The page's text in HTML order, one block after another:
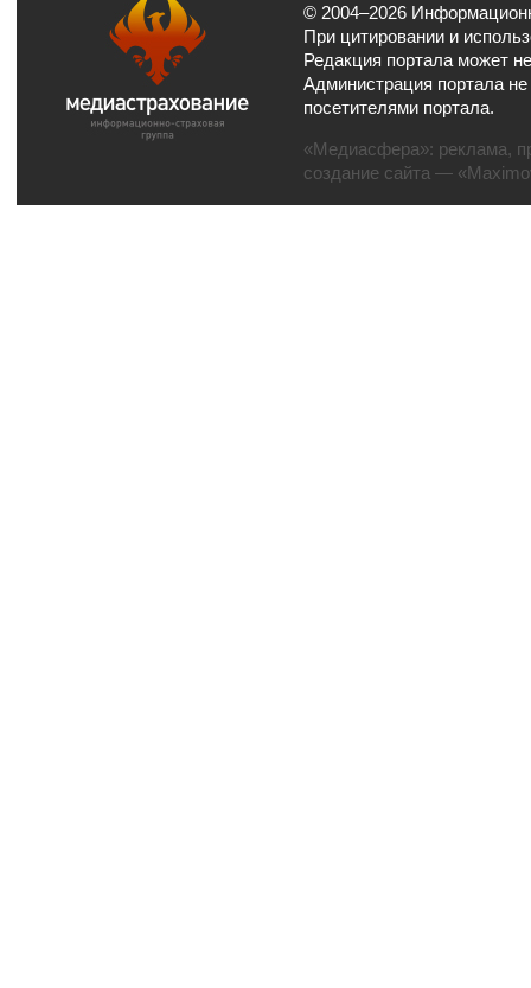
© 2004–2026
При цитировании и
Редакция портала может
Администрация портала
посетителями портала.
«Медиасфера»: реклама,
создание сайта —